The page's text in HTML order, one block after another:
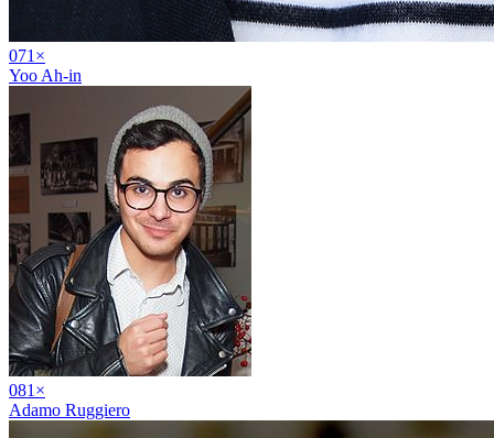
071 ×
Yoo Ah-in
081 ×
Adamo Ruggiero